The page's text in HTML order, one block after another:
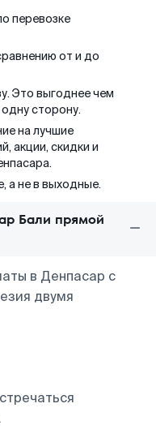
перевозке
от и до
Это выгоднее чем
сторону.
на лучшие
акции, скидки и
а не в выходные.
Бали прямой
в Денпасар с
двумя